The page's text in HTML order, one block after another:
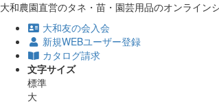
大和農園直営のタネ・苗・園芸用品のオンライン
大和友の会入会
新規WEBユーザー登録
カタログ請求
文字サイズ
標準
大